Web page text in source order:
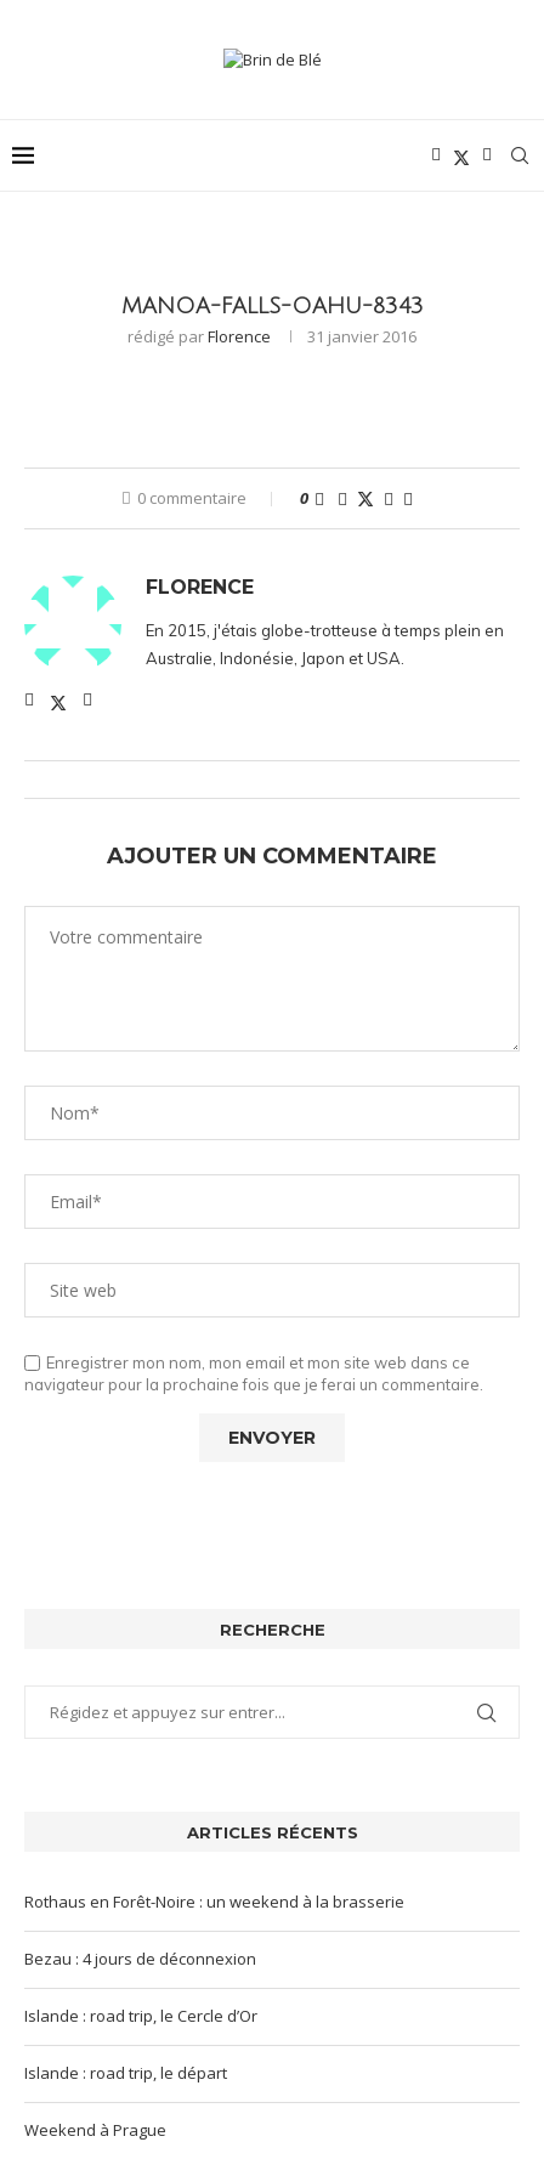
MANOA-FALLS-OAHU-8343
rédigé parFlorence 31 janvier 2016
0 commentaire 0
FLORENCE
En 2015, j'étais globe-trotteuse à temps plein en
Australie, Indonésie, Japon et USA.
AJOUTER UN COMMENTAIRE
Enregistrer mon nom, mon email et mon site web dans ce
navigateur pour la prochaine fois que je ferai un commentaire.
RECHERCHE
ARTICLES RÉCENTS
Rothaus en Forêt-Noire : un weekend à la brasserie
Bezau : 4 jours de déconnexion
Islande : road trip, le Cercle d’Or
Islande : road trip, le départ
Weekend à Prague